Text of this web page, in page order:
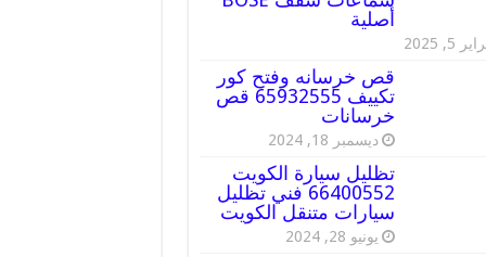
أصلية
5, 2025
قص خرسانه وفتح كور
تكييف 65932555 قص
خرسانات
ديسمبر 18, 2024
تظليل سيارة الكويت
66400552 فني تظليل
سيارات متنقل الكويت
يونيو 28, 2024